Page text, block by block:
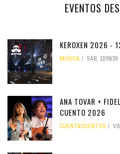
EVENTOS
KEROXEN 2026 -
MÚSICA SÁB, 12/09/26
ANA TOVAR +
CUENTO 2026
CUENTACUENTOS